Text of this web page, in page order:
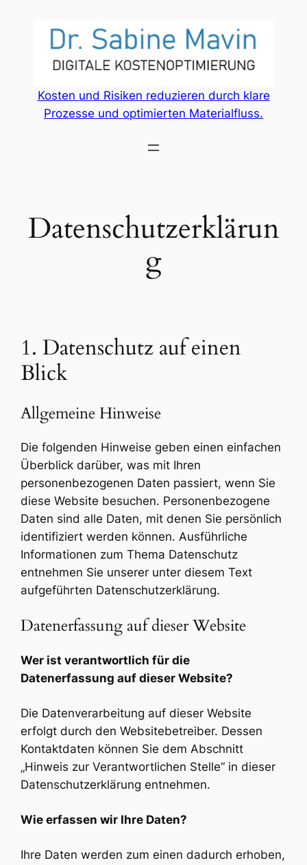
springen
Kosten und Risiken reduzieren durch klare
Prozesse und optimierten Materialfluss.
Datenschutzerklärun
g
1. Datenschutz auf einen
Blick
Allgemeine Hinweise
Die folgenden Hinweise geben einen einfachen
Überblick darüber, was mit Ihren
personenbezogenen Daten passiert, wenn Sie
diese Website besuchen. Personenbezogene
Daten sind alle Daten, mit denen Sie persönlich
identifiziert werden können. Ausführliche
Informationen zum Thema Datenschutz
entnehmen Sie unserer unter diesem Text
aufgeführten Datenschutzerklärung.
Datenerfassung auf dieser Website
Wer ist verantwortlich für die
Datenerfassung auf dieser Website?
Die Datenverarbeitung auf dieser Website
erfolgt durch den Websitebetreiber. Dessen
Kontaktdaten können Sie dem Abschnitt
„Hinweis zur Verantwortlichen Stelle“ in dieser
Datenschutzerklärung entnehmen.
Wie erfassen wir Ihre Daten?
Ihre Daten werden zum einen dadurch erhoben,